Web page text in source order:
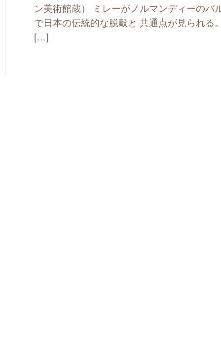
ン美術館蔵） ミレーがノルマンディーのバ
で日本の伝統的な脱穀と 共通点が見られる
[…]